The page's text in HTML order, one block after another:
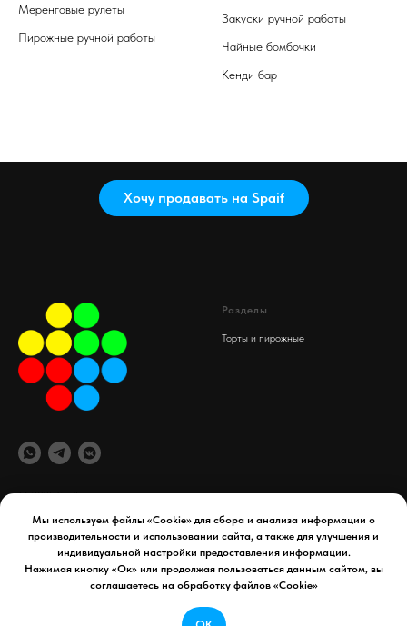
Мы используем файлы «Cookie» для сбора и анализа информации о
производительности и использовании сайта, а также для улучшения и
индивидуальной настройки предоставления информации.
Нажимая кнопку «Ок» или продолжая пользоваться данным сайтом, вы
соглашаетесь на обработку файлов «Cookie»
Меренговые рулеты
Пирожные ручной работы
Закуски ручной работы
Чайные бомбочки
Кенди бар
Хочу продавать на Spaif
© 2025 Spaif
Разделы
Торты и пирожные
офис компании
maydex.store@gmail.com
Уфа, 50 лет СССР д. 34
Документы
Реквизиты компании
Политика конфиденциальности